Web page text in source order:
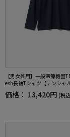
【男女兼用】一般医療機器
esh長袖Tシャツ【テンシャル
価格： 13,420円 (税